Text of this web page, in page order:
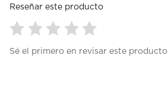
Reseñar este producto
paraparaparaparapara
Sé el primero en revisar este producto